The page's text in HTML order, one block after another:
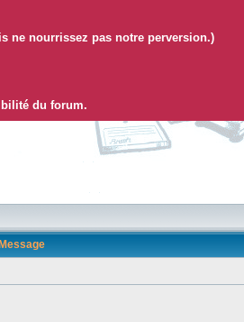
ne nourrissez pas notre perversion.)
du forum.
Message